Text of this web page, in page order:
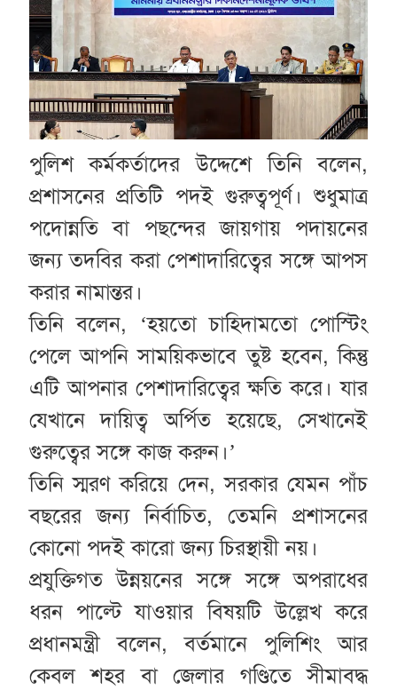
পুলিশ কর্মকর্তাদের উদ্দেশে তিনি বলেন,
প্রশাসনের প্রতিটি পদই গুরুত্বপূর্ণ। শুধুমাত্র
পদোন্নতি বা পছন্দের জায়গায় পদায়নের
জন্য তদবির করা পেশাদারিত্বের সঙ্গে আপস
করার নামান্তর।
তিনি বলেন, ‘হয়তো চাহিদামতো পোস্টিং
পেলে আপনি সাময়িকভাবে তুষ্ট হবেন, কিন্তু
এটি আপনার পেশাদারিত্বের ক্ষতি করে। যার
যেখানে দায়িত্ব অর্পিত হয়েছে, সেখানেই
গুরুত্বের সঙ্গে কাজ করুন।’
তিনি স্মরণ করিয়ে দেন, সরকার যেমন পাঁচ
বছরের জন্য নির্বাচিত, তেমনি প্রশাসনের
কোনো পদই কারো জন্য চিরস্থায়ী নয়।
প্রযুক্তিগত উন্নয়নের সঙ্গে সঙ্গে অপরাধের
ধরন পাল্টে যাওয়ার বিষয়টি উল্লেখ করে
প্রধানমন্ত্রী বলেন, বর্তমানে পুলিশিং আর
কেবল শহর বা জেলার গণ্ডিতে সীমাবদ্ধ